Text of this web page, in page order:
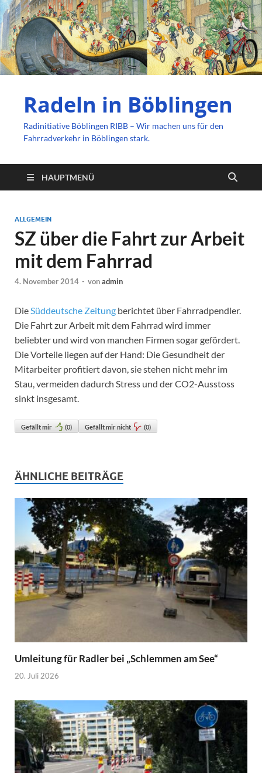
Radeln in Böblingen
Radinitiative Böblingen RIBB – Wir machen uns für den
Fahrradverkehr in Böblingen stark.
HAUPTMENÜ
ALLGEMEIN
SZ über die Fahrt zur Arbeit
mit dem Fahrrad
4. November 2014 - vonadmin
DieSüddeutsche Zeitung berichtet über Fahrradpendler.
Die Fahrt zur Arbeit mit dem Fahrrad wird immer
beliebter und wird von manchen Firmen sogar gefördert.
Die Vorteile liegen auf der Hand: Die Gesundheit der
Mitarbeiter profitiert davon, sie stehen nicht mehr im
Stau, vermeiden dadurch Stress und der CO2-Ausstoss
sinkt insgesamt.
Gefällt mir (0) Gefällt mir nicht (0)
ÄHNLICHE BEITRÄGE
Umleitung für Radler bei „Schlemmen am See“
20. Juli 2026